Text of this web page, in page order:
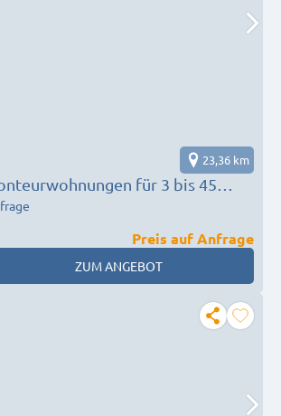
für 3 bis 45
I Einzelbetten I all
23,36 km
Preis auf Anfrage
ZUM ANGEBOT